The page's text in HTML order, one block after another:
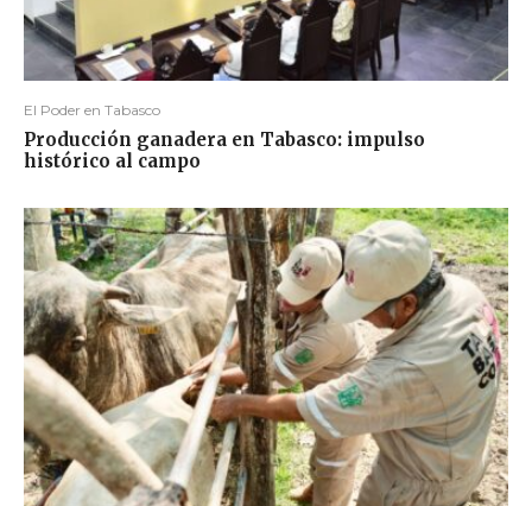
El Poder en Tabasco
Producción ganadera en Tabasco: impulso
histórico al campo